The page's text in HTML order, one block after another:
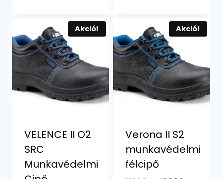
Akció!
VELENCE II O2
SRC
Munkavédelmi
Akció!
Verona II S2
munkavédelmi
félcipő